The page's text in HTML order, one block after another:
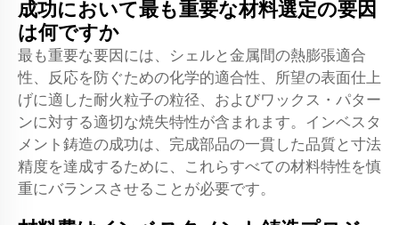
成功において最も重要な材料選定の要因
は何ですか
最も重要な要因には、シェルと金属間の熱膨張適合
性、反応を防ぐための化学的適合性、所望の表面仕上
げに適した耐火粒子の粒径、およびワックス・パター
ンに対する適切な焼失特性が含まれます。インベスタ
メント鋳造の成功は、完成部品の一貫した品質と寸法
精度を達成するために、これらすべての材料特性を慎
重にバランスさせることが必要です。